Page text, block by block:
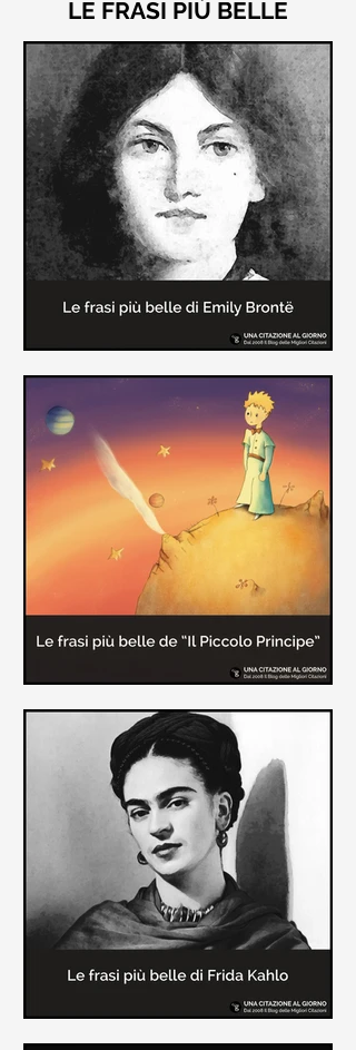
LE FRASI PIÙ BELLE
Le frasi più belle di "Cime
Tempestose" di Emily Brontë
"Cime Tempestose" rimane l'unico
romanzo scritto da Emily Brontë
causa la tubercolosi che le tolse la
vita ad appena 30 anni (...)
Le frasi più belle de "Il piccolo
principe" di Antoine de Saint-
Exupèry
Raccolta delle frasi più belle del
Piccolo Principe che trasmettono il
messaggio più significativo: le cose
più importanti della vita (...)